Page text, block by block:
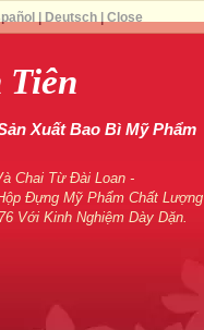
Xuất Bao Bì Mỹ Phẩm
Chai Từ Đài Loan -
Đựng Mỹ Phẩm Chất Lượng
Với Kinh Nghiệm Dày Dặn.
Deutsch| Close